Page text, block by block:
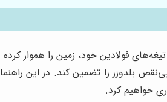
فولادین خود، زمین را هموار
بلدوزر را تضمین کند. در این
خواهیم کرد.